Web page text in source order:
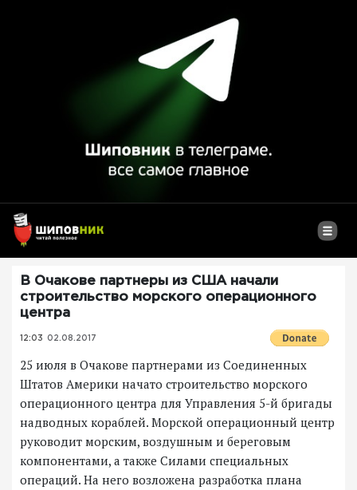
В Очакове партнеры из США начали
строительство морского операционного
центра
12:03 02.08.2017
25 июля в Очакове партнерами из Соединенных
Штатов Америки начато строительство морского
операционного центра для Управления 5-й бригады
надводных кораблей. Морской операционный центр
руководит морским, воздушным и береговым
компонентами, а также Силами специальных
операций. На него возложена разработка плана